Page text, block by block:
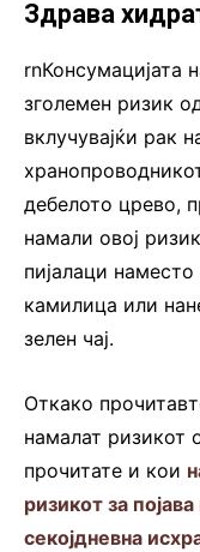
Здрава
rnКонсумацијата
зголемен ризик
вклучувајќи рак
дебелото црево,
намали овој
пијалаци
камилица или
зелен чај.
Откако
намалат ризикот
прочитате и кои
ризикот за
секојдневна